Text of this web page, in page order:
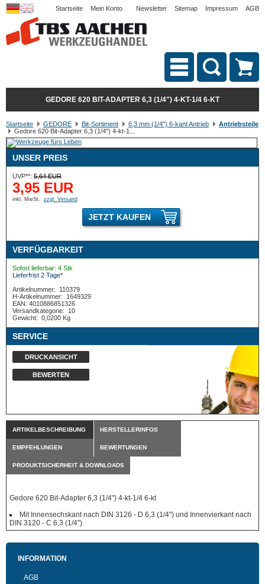
Startseite Mein Konto Newsletter Sitemap Impressum AGB
GEDORE 620 BIT-ADAPTER 6,3 (1/4") 4-KT-1/4 6-KT
Startseite GEDORE Bit-Sortiment 6,3 mm (1/4") 6-kant Antrieb
Antriebsteile
Gedore 620 Bit-Adapter 6,3 (1/4") 4-kt-1...
UNSER PREIS
UVP**: 5,64 EUR
3,95 EUR
inkl. MwSt. zzgl. Versand
JETZT KAUFEN
VERFÜGBARKEIT
Sofort lieferbar: 4 Stk
Lieferfrist 2 Tage*
Artikelnummer:
110379
H-Artikelnummer:
1649329
EAN: 4010886851326
Versandkategorie:
10
Gewicht: 0,0200 Kg
SERVICE
DRUCKANSICHT
BEWERTEN
ARTIKELBESCHREIBUNG HERSTELLERINFOS
EMPFEHLUNGEN BEWERTUNGEN
PRODUKTSICHERHEIT & DOWNLOADS
Gedore 620 Bit-Adapter 6,3 (1/4") 4-kt-1/4 6-kt
Mit Innensechskant nach DIN 3126 - D 6,3 (1/4") und Innenvierkant nach
DIN 3120 - C 6,3 (1/4")
INFORMATION
AGB